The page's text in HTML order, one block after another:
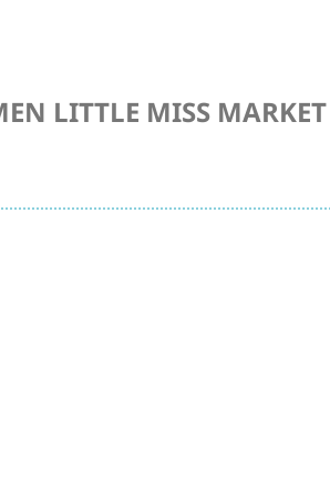
LITTLE MISS